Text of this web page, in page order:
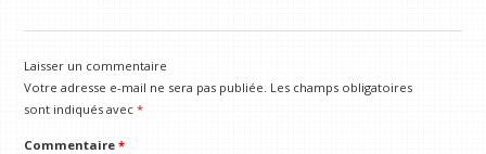
Laisser un commentaire
Votre adresse e-mail ne sera pas publiée. Les champs obligatoires
sont indiqués avec*
Commentaire*